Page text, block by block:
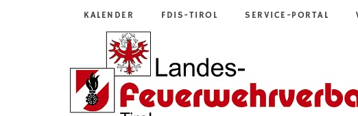
KALENDER FDIS-TIROL SERVICE-PORTAL